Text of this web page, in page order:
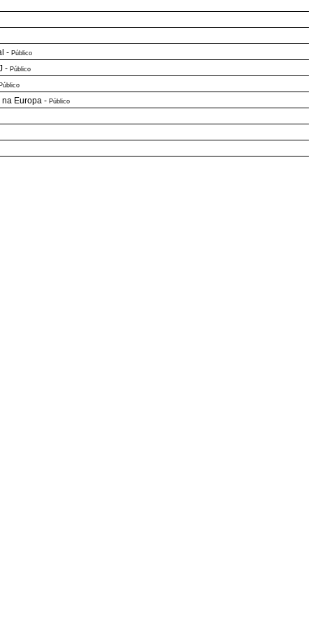
- Público
- Público
Público
na Europa - Público